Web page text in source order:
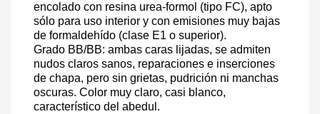
encolado con resina urea-formol (tipo FC), apto
sólo para uso interior y con emisiones muy bajas
de formaldehído (clase E1 o superior).
Grado BB/BB: ambas caras lijadas, se admiten
nudos claros sanos, reparaciones e inserciones
de chapa, pero sin grietas, pudrición ni manchas
oscuras. Color muy claro, casi blanco,
característico del abedul.
Nombre
Costo unitario:
Su pedido:
Cantidad:350ud